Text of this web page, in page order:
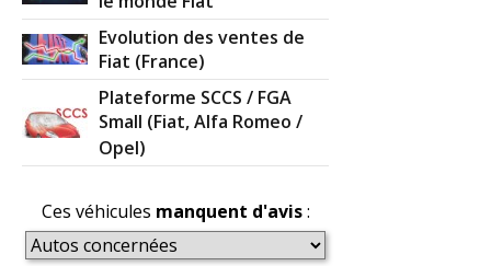
Evolution des ventes de
Fiat (France)
Plateforme SCCS / FGA
Small (Fiat, Alfa Romeo /
Opel)
Ces véhicules manquent d'avis: